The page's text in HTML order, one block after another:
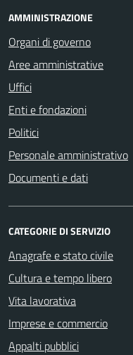
AMMINISTRAZIONE
Organi di governo
Aree amministrative
Uffici
Enti e fondazioni
Politici
Personale amministrativo
Documenti e dati
CATEGORIE DI SERVIZIO
Anagrafe e stato civile
Cultura e tempo libero
Vita lavorativa
Imprese e commercio
Appalti pubblici